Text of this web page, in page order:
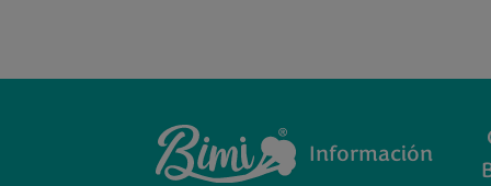
Información